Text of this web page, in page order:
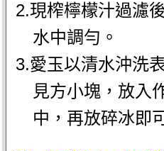
2.現榨檸檬汁過濾
水中調勻。
3.愛玉以清水沖洗
見方小塊，放入
中，再放碎冰即